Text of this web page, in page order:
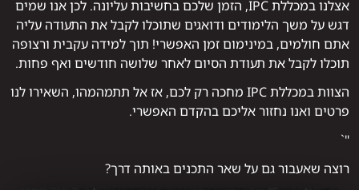
אצלנו במכללת IPC, הזמן שלכם בחשיבות עליונה. לכן אנו שמים
דגש על משך הלימודים ודואגים שתוכלו לקבל את התעודה עליה
אתם חולמים, במינימום זמן האפשרי! תוך למידה עקבית ורצופה
תוכלו לקבל את תעודת הסיום לאחר שלושה חודשים ואף פחות.
הצוות במכללת IPC מחכה רק לכם, אז אל תתמהמהו, השאירו לנו
פרטים ואנו נחזור אליכם בהקדם האפשרי.
"`
רוצה שאעבור גם על שאר התכנים באותה דרך?